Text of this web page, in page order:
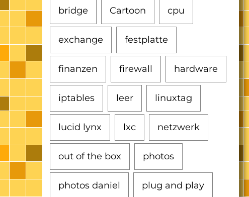
bridge Cartoon cpu
exchange festplatte
finanzen firewall hardware
iptables leer linuxtag
lucid lynx lxc netzwerk
out of the box photos
photos daniel plug and play